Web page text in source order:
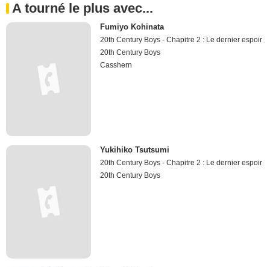
A tourné le plus avec...
Fumiyo Kohinata
20th Century Boys - Chapitre 2 : Le dernier espoir
20th Century Boys
Casshern
Yukihiko Tsutsumi
20th Century Boys - Chapitre 2 : Le dernier espoir
20th Century Boys